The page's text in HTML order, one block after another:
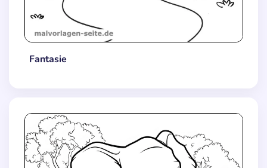
Fantasie